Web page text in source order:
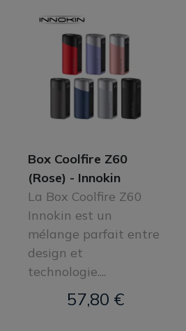
Box Coolfire Z60
(Rose) - Innokin
La Box Coolfire Z60
Innokin est un
mélange parfait entre
design et
technologie....
57,80 €